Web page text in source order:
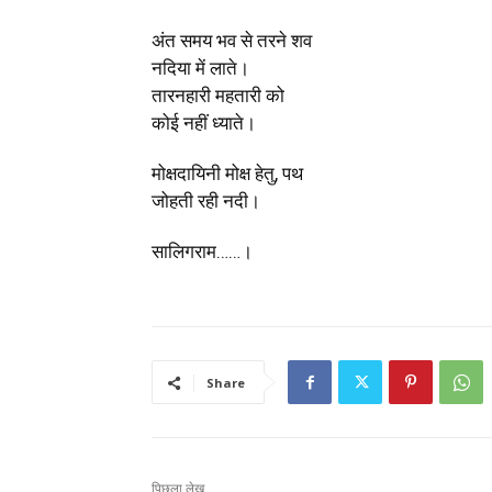
अंत समय भव से तरने शव
नदिया में लाते।
तारनहारी महतारी को
कोई नहीं ध्याते।
मोक्षदायिनी मोक्ष हेतु, पथ
जोहती रही नदी।
सालिगराम……।
Share
पिछला लेख